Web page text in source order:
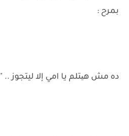
بمرح :
ده مش هیتلم يا امي إلا ليتجوز .. "